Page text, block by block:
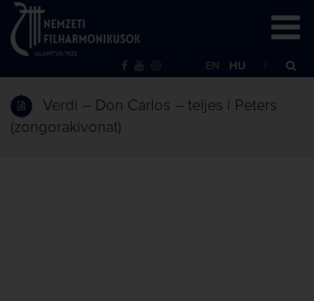
EN HU
Verdi – Don Carlos – teljes | Peters
(zongorakivonat)